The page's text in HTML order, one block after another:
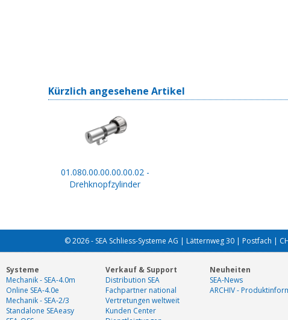
Kürzlich angesehene Artikel
01.080.00.00.00.00.02 -
Drehknopfzylinder
© 2026 - SEA Schliess-Systeme AG | Lätternweg 30 | Postfach |
Systeme
Mechanik - SEA-4.0m
Online SEA-4.0e
Mechanik - SEA-2/3
Standalone SEAeasy
Verkauf & Support
Distribution SEA
Fachpartner national
Vertretungen weltweit
Kunden Center
Neuheiten
SEA-News
ARCHIV -